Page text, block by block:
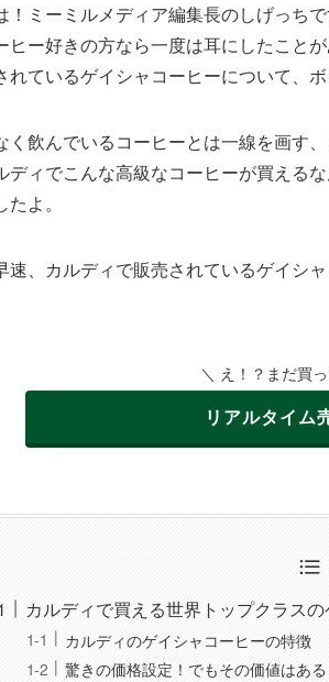
！ミーミルメディア編集長のしげっち
ヒー好きの方なら一度は耳にしたこと
れているゲイシャコーヒーについて、
く飲んでいるコーヒーとは一線を画す
ディでこんな高級なコーヒーが買える
よ。
速、カルディで販売されているゲイシ
＼ え！？まだ買
リアルタイム
カルディで買える世界トップクラス
カルディのゲイシャコーヒーの特徴
驚きの価格設定！でもその価値はある